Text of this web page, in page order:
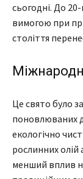
сьогодні. До
вимогою при
століття
Це свято було
поновлюваних
екологічно
рослинних олій
менший вплив